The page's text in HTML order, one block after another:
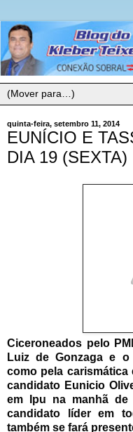
quinta-feira, setembro 11, 2014
EUNÍCIO E
DIA 19 (SEXTA)
Ciceroneados pelo
Luiz de Gonzaga e
como pela carismática
candidato Eunicio
em Ipu na manhã de
candidato líder em
também se fará